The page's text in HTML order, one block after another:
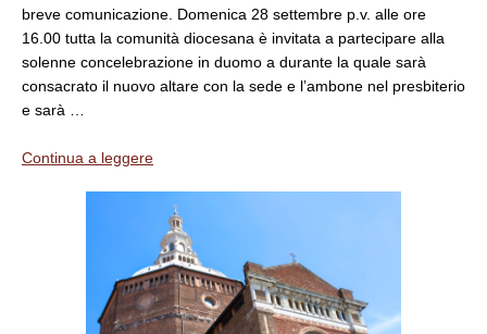
breve comunicazione. Domenica 28 settembre p.v. alle ore
16.00 tutta la comunità diocesana è invitata a partecipare alla
solenne concelebrazione in duomo a durante la quale sarà
consacrato il nuovo altare con la sede e l’ambone nel presbiterio
e sarà …
Continua a leggere